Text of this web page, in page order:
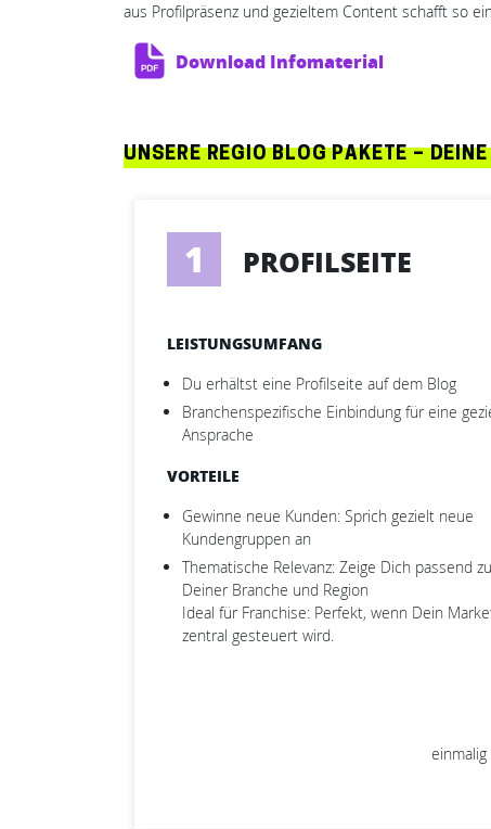
aus Profilpräsenz und gezieltem Content schafft so
Download Infomaterial
UNSERE REGIO BLOG PAKETE –
1 PROFILSEITE
LEISTUNGSUMFANG
Du erhältst eine Profilseite auf dem Blog
Branchenspezifische Einbindung für eine
Ansprache
VORTEILE
Gewinne neue Kunden: Sprich gezielt neue
Kundengruppen an
Thematische Relevanz: Zeige Dich passend zu
Deiner Branche und Region
Ideal für Franchise: Perfekt, wenn Dein
zentral gesteuert wird.
einmalig